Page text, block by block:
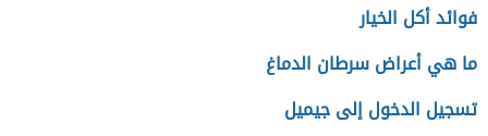
فوائد أكل الخيار
ما هي أعراض سرطان الدماغ
تسجيل الدخول إلى جيميل